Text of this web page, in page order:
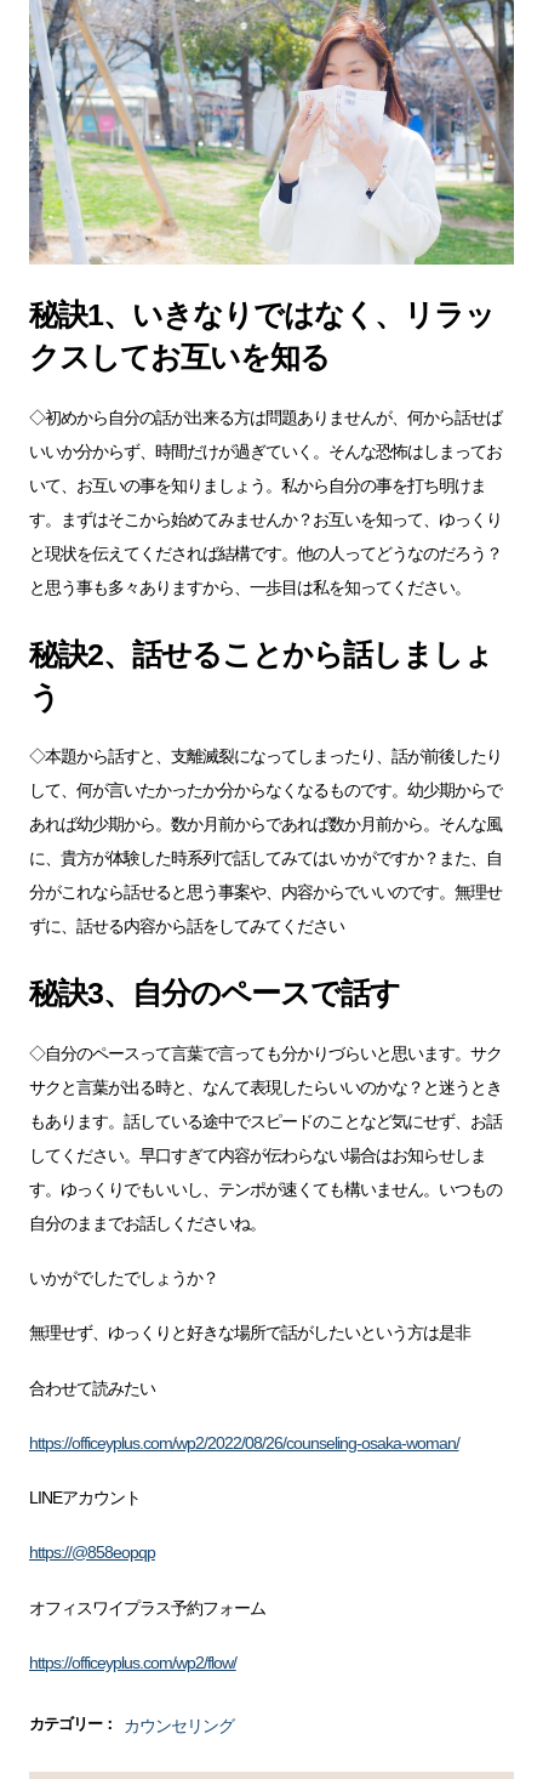
秘訣1、いきなりではなく、リラッ
クスしてお互いを知る
◇初めから自分の話が出来る方は問題ありませんが、何から話せば
いいか分からず、時間だけが過ぎていく。そんな恐怖はしまってお
いて、お互いの事を知りましょう。私から自分の事を打ち明けま
す。まずはそこから始めてみませんか？お互いを知って、ゆっくり
と現状を伝えてくだされば結構です。他の人ってどうなのだろう？
と思う事も多々ありますから、一歩目は私を知ってください。
秘訣2、話せることから話しましょ
う
◇本題から話すと、支離滅裂になってしまったり、話が前後したり
して、何が言いたかったか分からなくなるものです。幼少期からで
あれば幼少期から。数か月前からであれば数か月前から。そんな風
に、貴方が体験した時系列で話してみてはいかがですか？また、自
分がこれなら話せると思う事案や、内容からでいいのです。無理せ
ずに、話せる内容から話をしてみてください
秘訣3、自分のペースで話す
◇自分のペースって言葉で言っても分かりづらいと思います。サク
サクと言葉が出る時と、なんて表現したらいいのかな？と迷うとき
もあります。話している途中でスピードのことなど気にせず、お話
してください。早口すぎて内容が伝わらない場合はお知らせしま
す。ゆっくりでもいいし、テンポが速くても構いません。いつもの
自分のままでお話しくださいね。
いかがでしたでしょうか？
無理せず、ゆっくりと好きな場所で話がしたいという方は是非
合わせて読みたい
https://officeyplus.com/wp2/2022/08/26/counseling-osaka-woman/
LINEアカウント
https://@858eopqp
オフィスワイプラス予約フォーム
https://officeyplus.com/wp2/flow/
カテゴリー カウンセリング